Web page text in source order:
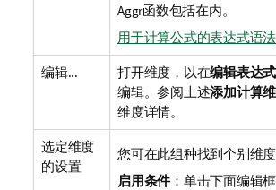
Aggr函数包括在内。
用于计算公式的表达式语法
编辑... 打开维度，以在编辑表达式
编辑。参阅上述添加计算
维度详情。
选定维度
的设置
您可在此组种找到个别维度
启用条件：单击下面编辑框